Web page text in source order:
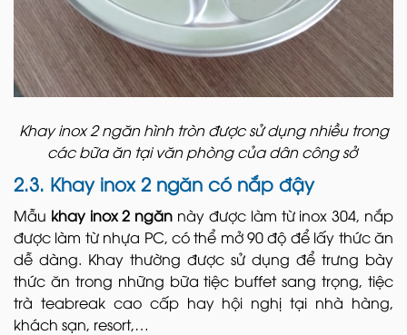
Khay inox 2 ngăn hình tròn được sử dụng nhiều trong
các bữa ăn tại văn phòng của dân công sở
2.3. Khay inox 2 ngăn có nắp đậy
Mẫu khay inox 2 ngăn này được làm từ inox 304, nắp
được làm từ nhựa PC, có thể mở 90 độ để lấy thức ăn
dễ dàng. Khay thường được sử dụng để trưng bày
thức ăn trong những bữa tiệc buffet sang trọng, tiệc
trà teabreak cao cấp hay hội nghị tại nhà hàng,
khách sạn, resort,…